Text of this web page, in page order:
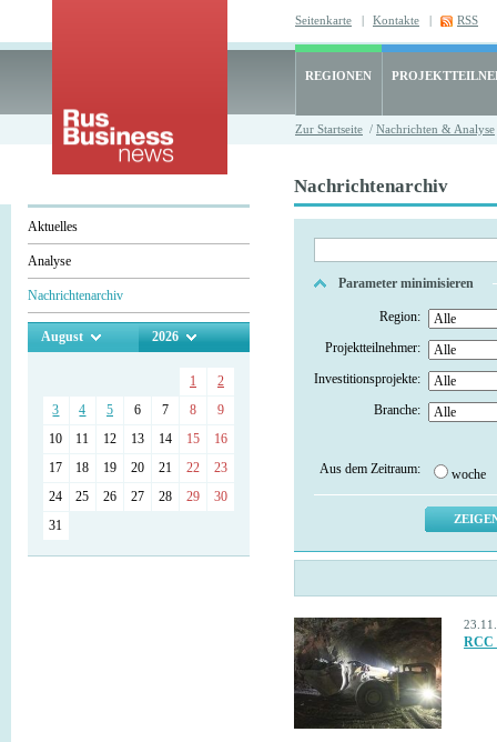
Seitenkarte | Kontakte | RSS
REGIONEN
Zur Startseite / Nachrichten & Analyse
Aktuelles
Analyse
Nachrichtenarchiv
August 2026
1
2
3
4 5 6 7 8
9
10
11 12 13 14 15
16
17
18 19 20 21 22
23
24
25 26 27 28 29
30
31
Nachrichtenarchiv
Parameter minimisieren
Region:
Projektteilnehmer:
Investitionsprojekte:
Branche:
Aus dem Zeitraum: woche
RCC